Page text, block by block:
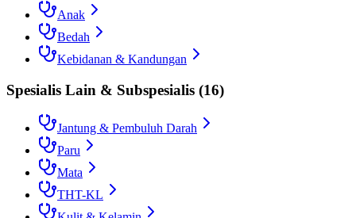
Anak
Bedah
Kebidanan & Kandungan
Spesialis Lain & Subspesialis (16)
Jantung & Pembuluh Darah
Paru
Mata
THT-KL